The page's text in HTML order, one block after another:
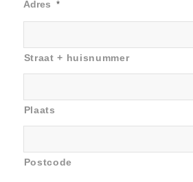
Adres *
Straat + huisnummer
Plaats
Postcode